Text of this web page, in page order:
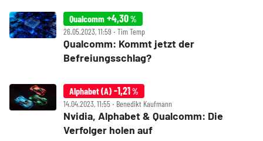
Qualcomm +4,30%
26.05.2023, 11:59 ‧ Tim Temp
Qualcomm: Kommt jetzt der
Befreiungsschlag?
Alphabet (A) -1,21%
14.04.2023, 11:55 ‧ Benedikt Kaufmann
Nvidia, Alphabet & Qualcomm: Die
Verfolger holen auf